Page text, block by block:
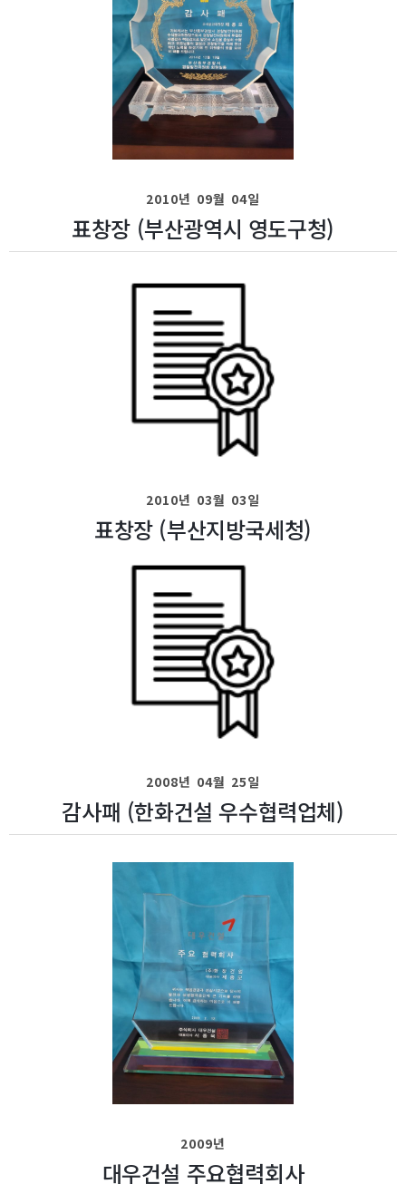
2010년 09월 04일
표창장 (부산광역시 영도구청)
2010년 03월 03일
표창장 (부산지방국세청)
2008년 04월 25일
감사패 (한화건설 우수협력업체)
2009년
대우건설 주요협력회사